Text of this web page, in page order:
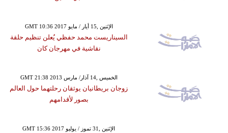
GMT 10:36 2017 الإثنين ,15 أيار / مايو
السيناريست محمد حفظي يُعلن تنظيم حلقة
نقاشية في مهرجان كان
GMT 21:38 2013 الخميس ,14 آذار/ مارس
زوجان بريطانيان يوثقان رحلتهما حول العالم
بصور لأقدامهم
GMT 15:36 2017 الإثنين ,31 تموز / يوليو